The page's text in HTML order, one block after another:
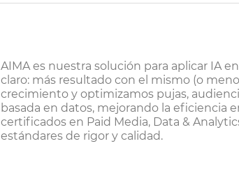
AIMA es nuestra solución para aplicar IA
claro: más resultado con el mismo (o
crecimiento y optimizamos pujas,
basada en datos, mejorando la eficiencia
certificados en Paid Media, Data &
estándares de rigor y calidad.